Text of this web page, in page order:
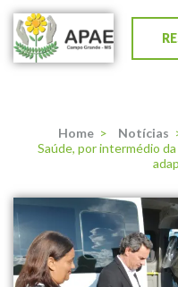
APAE de
Home > Notícias
Saúde, por intermédio